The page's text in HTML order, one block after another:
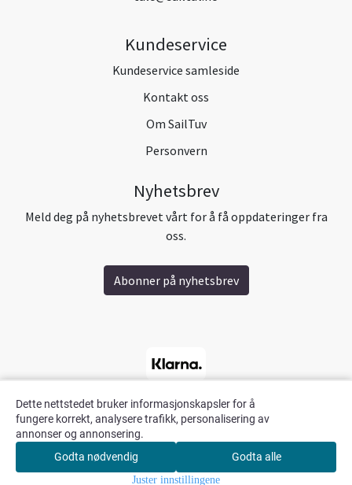
Kundeservice
Kundeservice samleside
Kontakt oss
Om SailTuv
Personvern
Nyhetsbrev
Meld deg på nyhetsbrevet vårt for å få oppdateringer fra
oss.
Abonner på nyhetsbrev
Dette nettstedet bruker informasjonskapsler for å
fungere korrekt, analysere trafikk, personalisering av
annonser og annonsering.
Godta nødvendig
Godta alle
Juster innstillingene